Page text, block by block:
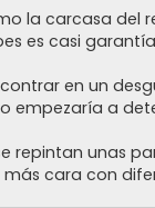
la carcasa del
es casi
en un
empezaría a
repintan unas
cara con